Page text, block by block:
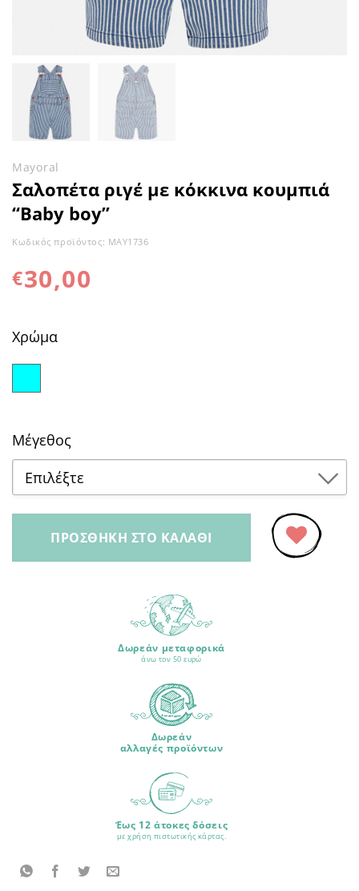
Mayoral
Σαλοπέτα ριγέ με κόκκινα κουμπιά
“Baby boy”
Κωδικός προϊόντος: MAY1736
€30,00
Χρώμα
Μέγεθος
Επιλέξτε
9 μηνών
ΠΡΟΣΘΉΚΗ ΣΤΟ ΚΑΛΆΘΙ
Δωρεάν μεταφορικά
άνω τον 50 ευρώ
Δωρεάν
αλλαγές προϊόντων
Έως 12 άτοκες δόσεις
με χρήση πιστωτικής κάρτας.